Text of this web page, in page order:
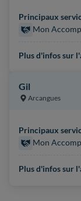
Principaux
Mon
Plus d'infos sur
Gil
Arcangues
Principaux
Mon
Plus d'infos sur